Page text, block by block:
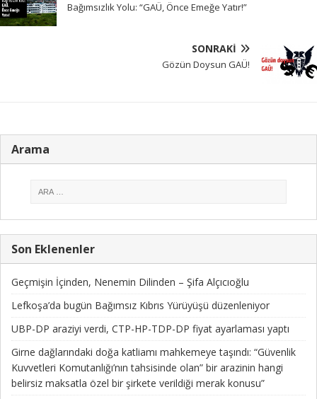
Bağımsızlık Yolu: “GAÜ, Önce Emeğe Yatır!”
SONRAKI
Gözün Doysun GAÜ!
Arama
Son Eklenenler
Geçmişin İçinden, Nenemin Dilinden – Şifa Alçıcıoğlu
Lefkoşa’da bugün Bağımsız Kıbrıs Yürüyüşü düzenleniyor
UBP-DP araziyi verdi, CTP-HP-TDP-DP fiyat ayarlaması yaptı
Girne dağlarındaki doğa katliamı mahkemeye taşındı: “Güvenlik
Kuvvetleri Komutanlığı’nın tahsisinde olan” bir arazinin hangi
belirsiz maksatla özel bir şirkete verildiği merak konusu”